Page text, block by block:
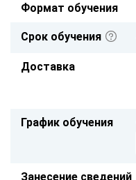
Формат обучения
Срок обучения
Доставка
График обучения
Занесение сведений